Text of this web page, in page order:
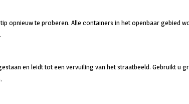
opnieuw te proberen. Alle containers in het openbaar gebied
en leidt tot een vervuiling van het straatbeeld. Gebruikt u